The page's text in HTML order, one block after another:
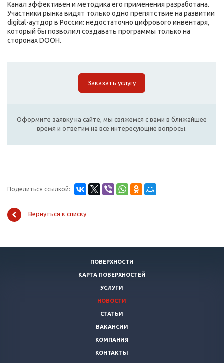
Канал эффективен и методика его применения разработана.
Участники рынка видят только одно препятствие на развитии
digital-аутдор в России: недостаточно цифрового инвентаря,
который бы позволил создавать программы только на
сторонах DООН.
Заказать услугу
Оформите заявку на сайте, мы свяжемся с вами в ближайшее
время и ответим на все интересующие вопросы.
Поделиться ссылкой:
Вернуться к списку
ПОВЕРХНОСТИ
КАРТА ПОВЕРХНОСТЕЙ
УСЛУГИ
НОВОСТИ
СТАТЬИ
ВАКАНСИИ
КОМПАНИЯ
КОНТАКТЫ